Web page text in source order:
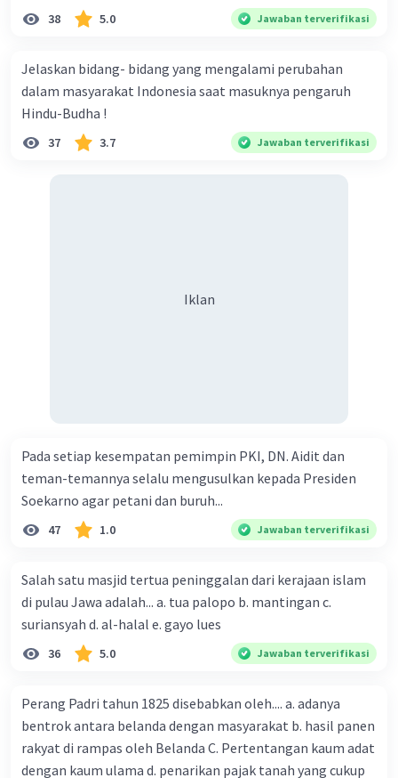
38 5.0 Jawaban terverifikasi
Jelaskan bidang- bidang yang mengalami perubahan
dalam masyarakat Indonesia saat masuknya pengaruh
Hindu-Budha !
37 3.7 Jawaban terverifikasi
Iklan
Pada setiap kesempatan pemimpin PKI, DN. Aidit dan
teman-temannya selalu mengusulkan kepada Presiden
Soekarno agar petani dan buruh...
47 1.0 Jawaban terverifikasi
Salah satu masjid tertua peninggalan dari kerajaan islam
di pulau Jawa adalah... a. tua palopo b. mantingan c.
suriansyah d. al-halal e. gayo lues
36 5.0 Jawaban terverifikasi
Perang Padri tahun 1825 disebabkan oleh.... a. adanya
bentrok antara belanda dengan masyarakat b. hasil panen
rakyat di rampas oleh Belanda C. Pertentangan kaum adat
dengan kaum ulama d. penarikan pajak tanah yang cukup